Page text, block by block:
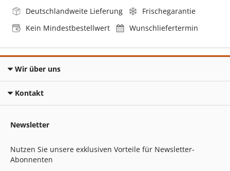
Deutschlandweite Lieferung
Frischegarantie
Kein Mindestbestellwert
Wunschliefertermin
Wir über uns
Kontakt
Newsletter
Nutzen Sie unsere exklusiven Vorteile für Newsletter-
Abonnenten